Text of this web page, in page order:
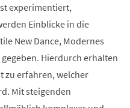
experimentiert,
Einblicke in die
New Dance, Modernes
Hierdurch erhalten
zu erfahren, welcher
Mit steigenden